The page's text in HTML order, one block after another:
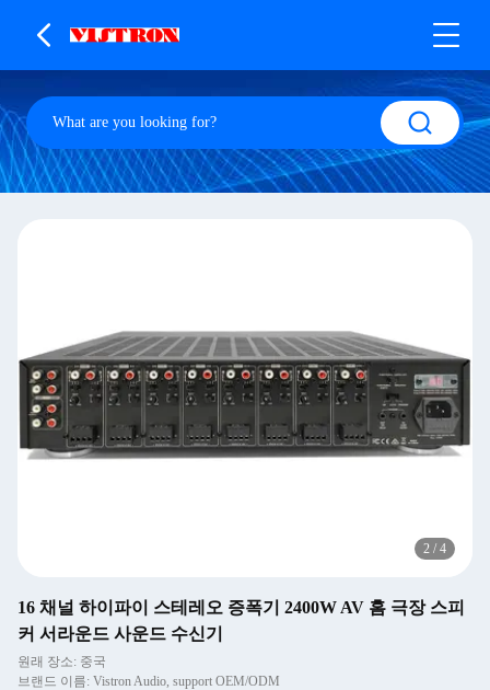
2 / 4
16 채널 하이파이 스테레오 증폭기 2400W AV 홈 극장 스피
커 서라운드 사운드 수신기
원래 장소: 중국
브랜드 이름: Vistron Audio, support OEM/ODM